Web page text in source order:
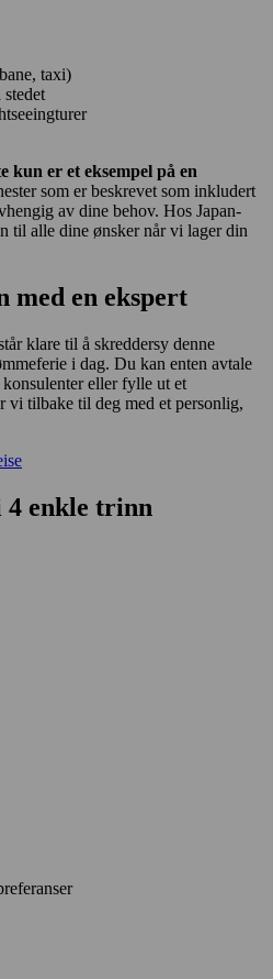
taxi)
kun er et eksempel på en
som er beskrevet som inkludert
av dine behov. Hos Japan-
til alle dine ønsker når vi lager din
med en ekspert
klare til å skreddersy denne
i dag. Du kan enten avtale
eller fylle ut et
vi tilbake til deg med et personlig,
4 enkle trinn